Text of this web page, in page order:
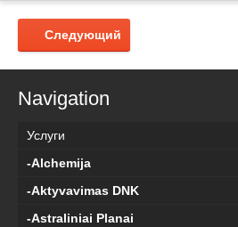
Следующий
Navigation
Услуги
-Alchemija
-Aktyvavimas DNK
-Astraliniai Planai